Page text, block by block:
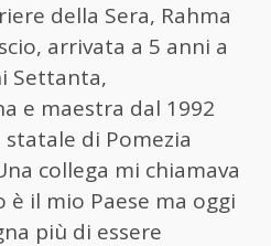
della Sera, Rahma
arrivata a 5 anni a
Settanta,
e maestra dal 1992
di Pomezia
collega mi chiamava
il mio Paese ma oggi
più di essere